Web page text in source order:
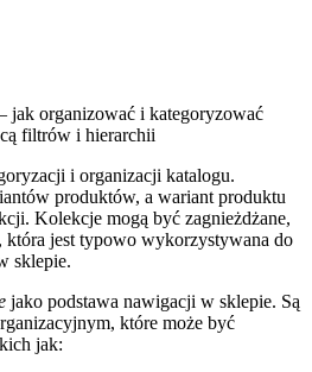
organizować i kategoryzować
filtrów i hierarchii
i organizacji katalogu.
produktów, a wariant produktu
Kolekcje mogą być zagnieżdżane,
która jest typowo wykorzystywana do
sklepie.
jako podstawa nawigacji w sklepie. Są
które może być
jak: